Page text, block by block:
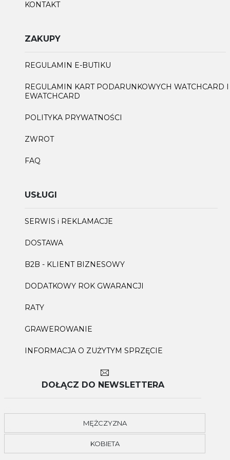
KONTAKT
ZAKUPY
REGULAMIN E-BUTIKU
REGULAMIN KART PODARUNKOWYCH WATCHCARD I
EWATCHCARD
POLITYKA PRYWATNOŚCI
ZWROT
FAQ
USŁUGI
SERWIS i REKLAMACJE
DOSTAWA
B2B - KLIENT BIZNESOWY
DODATKOWY ROK GWARANCJI
RATY
GRAWEROWANIE
INFORMACJA O ZUŻYTYM SPRZĘCIE
DOŁĄCZ DO NEWSLETTERA
MĘŻCZYZNA
KOBIETA